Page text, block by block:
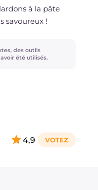
à la pâte
savoureux !
des outils
été utilisés.
4,9